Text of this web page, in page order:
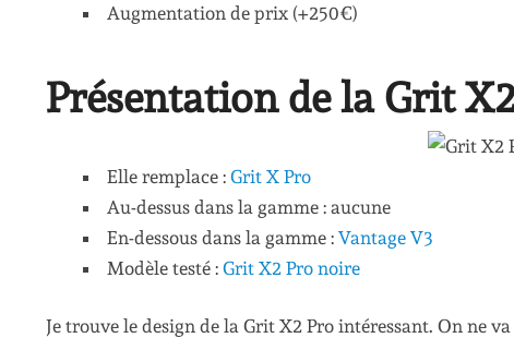
Augmentation de prix (+250€)
Présentation de la Grit
Elle remplace :Grit X Pro
Au-dessus dans la gamme : aucune
En-dessous dans la gamme :Vantage V3
Modèle testé :Grit X2 Pro noire
Je trouve le design de la Grit X2 Pro intéressant. On ne